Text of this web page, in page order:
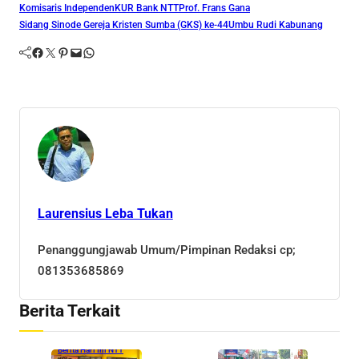
Komisaris Independen KUR Bank NTTProf. Frans Gana
Sidang Sinode Gereja Kristen Sumba (GKS) ke-44Umbu Rudi Kabunang
Facebook Twitter Pinterest Mail WhatsApp
Laurensius Leba Tukan
Penanggungjawab Umum/Pimpinan Redaksi cp;
081353685869
Berita Terkait
Berita Hari Ini NTT